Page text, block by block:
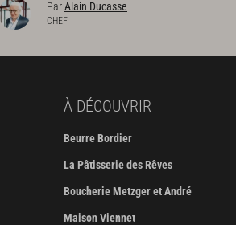
ParAlain Ducasse
CHEF
À DÉCOUVRIR
Beurre Bordier
La Pâtisserie des Rêves
Boucherie Metzger et André
Maison Viennet